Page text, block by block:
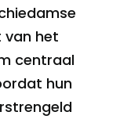
van het
centraal
hun